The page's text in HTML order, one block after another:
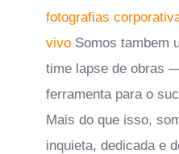
fotografias
vivo Somos tambem
time lapse de obras
ferramenta para o
Mais do que isso,
inquieta, dedicada e